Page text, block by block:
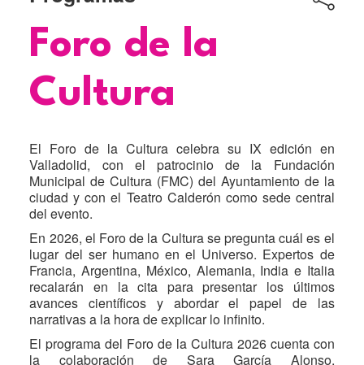
Título
Foro de la
Cultura
El Foro de la Cultura celebra su IX edición en
Valladolid, con el patrocinio de la Fundación
Municipal de Cultura (FMC) del Ayuntamiento de la
ciudad y con el Teatro Calderón como sede central
del evento.
En 2026, el Foro de la Cultura se pregunta cuál es el
lugar del ser humano en el Universo. Expertos de
Francia, Argentina, México, Alemania, India e Italia
recalarán en la cita para presentar los últimos
avances científicos y abordar el papel de las
narrativas a la hora de explicar lo infinito.
El programa del Foro de la Cultura 2026 cuenta con
la colaboración de Sara García Alonso,